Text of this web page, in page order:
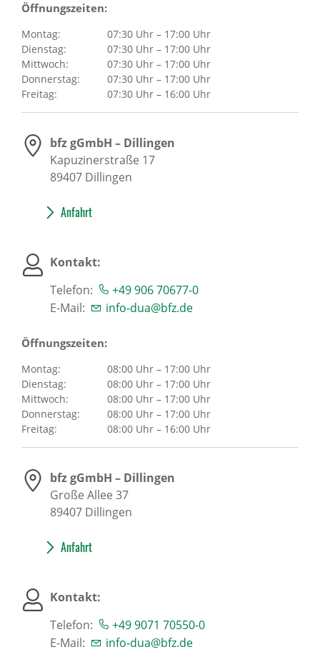
Öffnungszeiten:
Montag:
07:30 Uhr – 17:00 Uhr
Dienstag:
07:30 Uhr – 17:00 Uhr
Mittwoch:
07:30 Uhr – 17:00 Uhr
Donnerstag:
07:30 Uhr – 17:00 Uhr
Freitag:
07:30 Uhr – 16:00 Uhr
bfz gGmbH – Dillingen
Kapuzinerstraße 17
89407 Dillingen
Anfahrt
Öffnungszeiten:
Montag:
08:00 Uhr – 17:00 Uhr
Dienstag:
08:00 Uhr – 17:00 Uhr
Mittwoch:
08:00 Uhr – 17:00 Uhr
Donnerstag:
08:00 Uhr – 17:00 Uhr
Freitag:
08:00 Uhr – 16:00 Uhr
Kontakt:
Telefon:
+49 906 70677-0
E-Mail:
info-dua@bfz.de
bfz gGmbH – Dillingen
Große Allee 37
89407 Dillingen
Anfahrt
Kontakt:
Telefon:
+49 9071 70550-0
E-Mail:
info-dua@bfz.de